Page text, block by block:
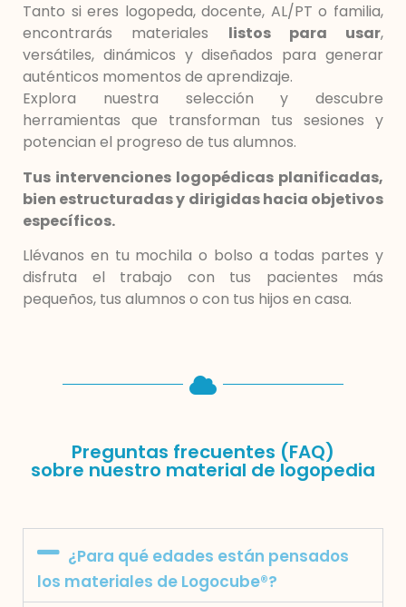
Tanto si eres logopeda, docente, AL/PT o familia,
encontrarás materiales listos para usar,
versátiles, dinámicos y diseñados para generar
auténticos momentos de aprendizaje.
Explora nuestra selección y descubre
herramientas que transforman tus sesiones y
potencian el progreso de tus alumnos.
Tus intervenciones logopédicas planificadas,
bien estructuradas y dirigidas hacia objetivos
específicos.
Llévanos en tu mochila o bolso a todas partes y
disfruta el trabajo con tus pacientes más
pequeños, tus alumnos o con tus hijos en casa.
Preguntas frecuentes (FAQ)
sobre nuestro material de logopedia
¿Para qué edades están pensados
los materiales de Logocube®?